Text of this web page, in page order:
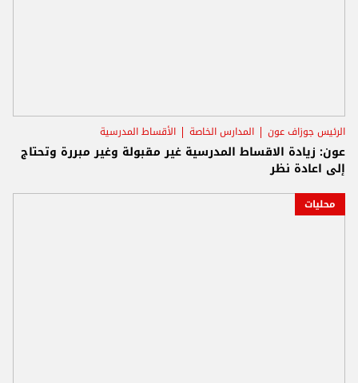
الرئيس جوزاف عون المدارس الخاصة الأقساط المدرسية
عون: زيادة الاقساط المدرسية غير مقبولة وغير مبررة وتحتاج
إلى اعادة نظر
محليات